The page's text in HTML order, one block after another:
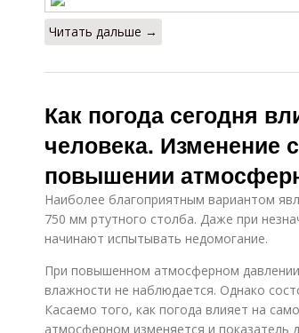
Читать дальше →
Как погода сегодня
человека. Изменение
повышении
Наиболее благоприятным вариантом
750 мм ртутного столба. Даже при
начинают испытывать недомогание.
При повышенном атмосферном
влажности не наблюдается. Однако
Касаемо того, как погода влияет на
атмосферном изменяется и показатель